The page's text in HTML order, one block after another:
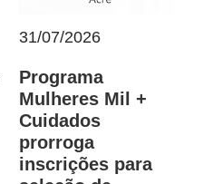
31/07/2026
Programa
Mulheres Mil +
Cuidados
prorroga
inscrições para